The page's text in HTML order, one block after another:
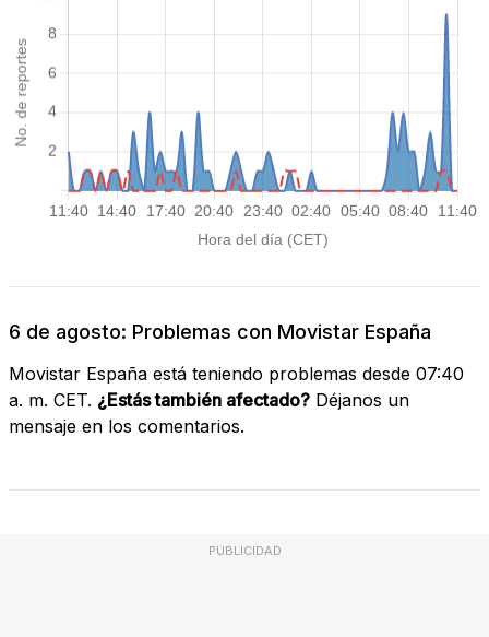
6 de agosto: Problemas con Movistar España
Movistar España está teniendo problemas desde 07:40
a. m. CET. ¿Estás también afectado? Déjanos un
mensaje en los comentarios.
PUBLICIDAD